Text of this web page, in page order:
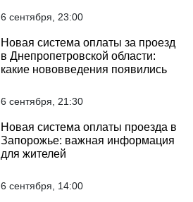
6 сентября, 23:00
Новая система оплаты за проезд
в Днепропетровской области:
какие нововведения появились
6 сентября, 21:30
Новая система оплаты проезда в
Запорожье: важная информация
для жителей
6 сентября, 14:00